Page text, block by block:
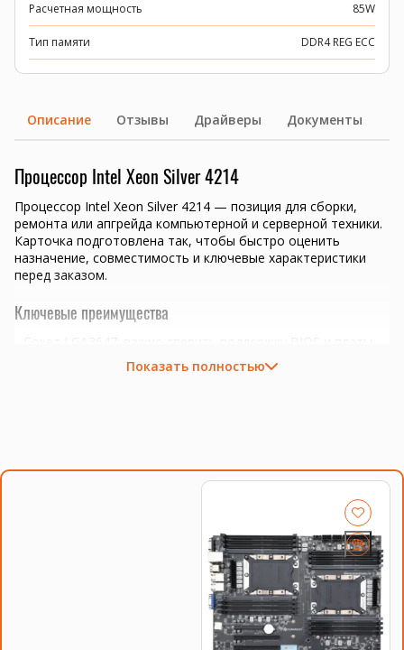
Расчетная мощность 85W
Тип памяти DDR4 REG ECC
Описание Отзывы Драйверы Документы
Процессор Intel Xeon Silver 4214
Процессор Intel Xeon Silver 4214 — позиция для сборки,
ремонта или апгрейда компьютерной и серверной техники.
Карточка подготовлена так, чтобы быстро оценить
назначение, совместимость и ключевые характеристики
перед заказом.
Ключевые преимущества
серверы, рабочие станции, виртуализация и
многопоточные задачи
подходящую плату, процессор, память, накопитель или
серверную корзину под вашу конфигурацию. Для серверных
комплектующих особенно важно сверить поколение
платформы, форм-фактор, интерфейс и part number.
Показать полностью